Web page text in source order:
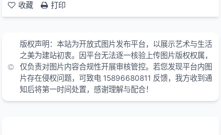
收藏 打印
版权声明：本站为开放式图片发布平台，以展示艺术与生活
之美为建站初衷。因平台无法逐一核验上传图片版权权属，
仅负责对图片内容合规性开展审核管控。若您发现平台内图
片存在侵权问题，可致电 15896680811 反馈，我方收到通
知后将第一时间处置，感谢理解与配合！